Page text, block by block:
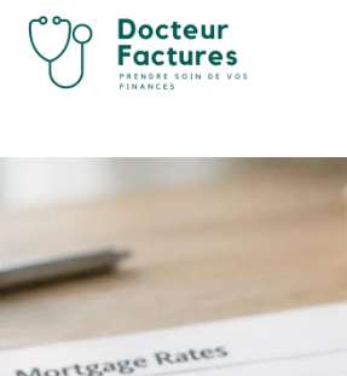
Aller
contenu